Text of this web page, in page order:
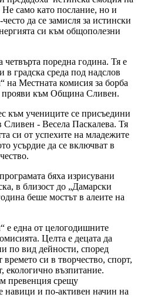
само като послание, но и
да се замисля за истински
си към общополезни
поредна година. Тя е
в градска среда под надслов
на Местната комисия за борба
прояви към Община Сливен.
към учениците се присъедини
- Весела Паскалева. Тя
си от успехите на младежите
усърдие да се включват в
бяха изрисувани
в близост до „Дамарски
беше мостът в алеите на
е една от целогодишните
Целта е децата да
по вид дейности, според
времето си в творчество, спорт,
екологично възпитание.
превенция срещу
навици и по-активен начин на